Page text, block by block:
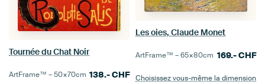
Tournée du Chat Noir
ArtFrame™ –50×70cm 138.-CHF
Les oies, Claude Monet
ArtFrame™ –65×80cm 169.-CHF
Choisissez vous-même la dimension